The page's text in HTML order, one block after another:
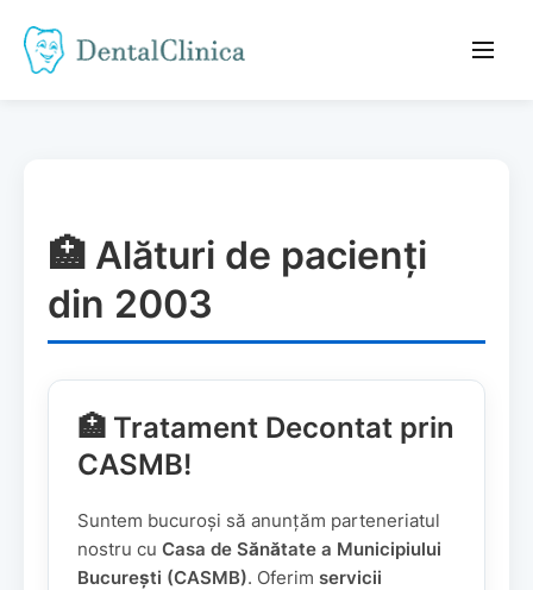
🏥 Alături de pacienți
din 2003
🏥 Tratament Decontat prin
CASMB!
Suntem bucuroși să anunțăm parteneriatul
nostru cu Casa de Sănătate a Municipiului
București (CASMB). Oferim servicii